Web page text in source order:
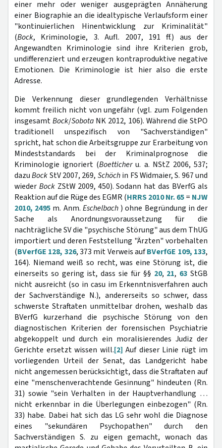
einer mehr oder weniger ausgeprägten Annäherung
einer Biographie an die idealtypische Verlaufsform einer
"kontinuierlichen Hinentwicklung zur Kriminalität"
(Bock, Kriminologie, 3. Aufl. 2007, 191 ff.) aus der
Angewandten Kriminologie sind ihre Kriterien grob,
undifferenziert und erzeugen kontraproduktive negative
Emotionen. Die Kriminologie ist hier also die erste
Adresse.
Die Verkennung dieser grundlegenden Verhältnisse
kommt freilich nicht von ungefähr (vgl. zum Folgenden
insgesamtBock/Sobota NK 2012, 106). Während die StPO
traditionell unspezifisch von "Sachverständigen"
spricht, hat schon die Arbeitsgruppe zur Erarbeitung von
Mindeststandards bei der Kriminalprognose die
Kriminologie ignoriert (Boetticheru. a. NStZ 2006, 537;
dazuBockStV 2007, 269, Schöchin FS Widmaier, S. 967 und
wieder BockZStW 2009, 450). Sodann hat das BVerfG als
Reaktion auf die Rüge des EGMR (HRRS 2010 Nr. 65= NJW
2010, 2495 m. Anm. Eschelbach) ohne Begründung in der
Sache als Anordnungsvoraussetzung für die
nachträgliche SV die "psychische Störung" aus dem ThUG
importiert und deren Feststellung "Ärzten" vorbehalten
(BVerfGE 128, 326, 373 mit Verweis aufBVerfGE 109, 133,
164). Niemand weiß so recht, was eine Störung ist, die
einerseits so gering ist, dass sie für §§ 20, 21, 63 StGB
nicht ausreicht (so in casu im Erkenntnisverfahren auch
der Sachverständige N.), andererseits so schwer, dass
schwerste Straftaten unmittelbar drohen, weshalb das
BVerfG kurzerhand die psychische Störung von den
diagnostischen Kriterien der forensischen Psychiatrie
abgekoppelt und durch ein moralisierendes Judiz der
Gerichte ersetzt wissen will.[2] Auf dieser Linie rügt im
vorliegenden Urteil der Senat, das Landgericht habe
nicht angemessen berücksichtigt, dass die Straftaten auf
eine "menschenverachtende Gesinnung" hindeuten (Rn.
31) sowie "sein Verhalten in der Hauptverhandlung …
nicht erkennbar in die Überlegungen einbezogen" (Rn.
33) habe. Dabei hat sich das LG sehr wohl die Diagnose
eines "sekundären Psychopathen" durch den
Sachverständigen S. zu eigen gemacht, wonach das